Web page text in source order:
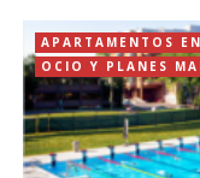
APARTAMENTOS
OCIO Y PLANES